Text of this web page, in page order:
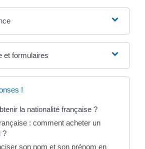
et formulaires
!
la nationalité française ?
: comment acheter un
?
son nom et son prénom en